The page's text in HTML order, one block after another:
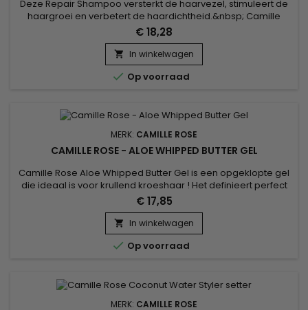
Deze Repair Shampoo versterkt de haarvezel, stimuleert de
haargroei en verbetert de haardichtheid.&nbsp; Camille
Rose Black Castor Oil en Chebe Cleanse bieden een
natuurlijk antwoord op de behoeften van verzwakt haar op
zoek naar vitaliteit.&nbsp; Ricinusolie, rijk aan vetzuren,
hydrateert diep en bevordert een gezonde groei, terwijl
zwarte...
€ 18,28
 In winkelwagen
 Op voorraad
MERK: CAMILLE ROSE
CAMILLE ROSE - ALOE WHIPPED BUTTER GEL
Camille Rose Aloe Whipped Butter Gel is een opgeklopte gel
die ideaal is voor krullend kroeshaar ! Het definieert perfect
de krullen voor een natuurlijke finish.&nbsp; Het haar zal
zacht, glanzend, gevoed en gehydrateerd zijn.&nbsp;
Combineer voor meer resultaten met de andere producten
uit het Camille Rose assortiment.
€ 17,85
 In winkelwagen
 Op voorraad
MERK: CAMILLE ROSE